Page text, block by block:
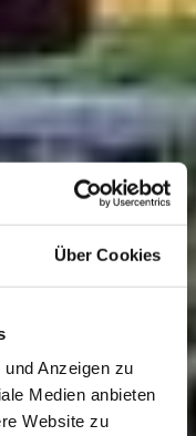
Über Cookies
Anzeigen zu
Medien anbieten
Website zu